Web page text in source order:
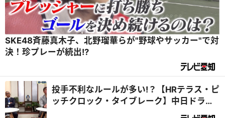
SKE48斉藤真木子、北野瑠華らが"野球やサッカー"で対
決！珍プレーが続出!?
投手不利なルールが多い!？【HRテラス・ピ
ッチクロック・タイブレーク】中日ドラゴ
ンズのレジェンド森繫和×岩瀬仁紀の見解